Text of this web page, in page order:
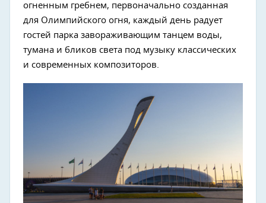
огненным гребнем, первоначально созданная
для Олимпийского огня, каждый день радует
гостей парка завораживающим танцем воды,
тумана и бликов света под музыку классических
и современных композиторов.